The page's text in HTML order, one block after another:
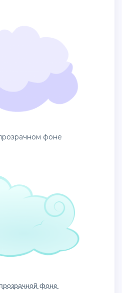
фоне
ф̠о̠н̠е̠